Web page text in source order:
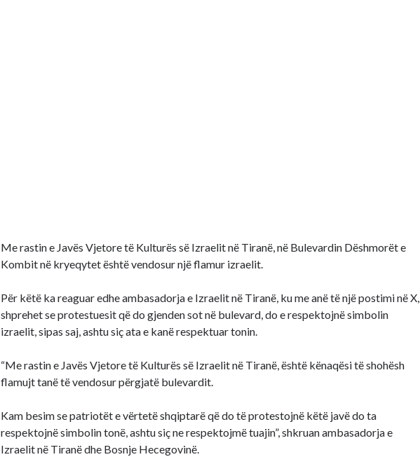
Me rastin e Javës Vjetore të Kulturës së Izraelit në Tiranë, në Bulevardin Dëshmorët e
Kombit në kryeqytet është vendosur një flamur izraelit.
Për këtë ka reaguar edhe ambasadorja e Izraelit në Tiranë, ku me anë të një postimi në X,
shprehet se protestuesit që do gjenden sot në bulevard, do e respektojnë simbolin
izraelit, sipas saj, ashtu siç ata e kanë respektuar tonin.
“Me rastin e Javës Vjetore të Kulturës së Izraelit në Tiranë, është kënaqësi të shohësh
flamujt tanë të vendosur përgjatë bulevardit.
Kam besim se patriotët e vërtetë shqiptarë që do të protestojnë këtë javë do ta
respektojnë simbolin tonë, ashtu siç ne respektojmë tuajin”, shkruan ambasadorja e
Izraelit në Tiranë dhe Bosnje Hecegovinë.